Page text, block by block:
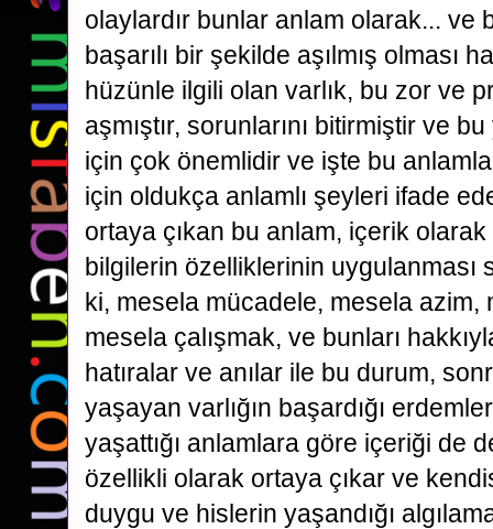
olaylardır bunlar anlam olarak... ve
başarılı bir şekilde aşılmış olması
hüzünle ilgili olan varlık, bu zor ve
aşmıştır, sorunlarını bitirmiştir ve
için çok önemlidir ve işte bu
için oldukça anlamlı şeyleri ifade
ortaya çıkan bu anlam, içerik olarak
bilgilerin özelliklerinin uygulanması
ki, mesela mücadele, mesela azim,
mesela çalışmak, ve bunları
hatıralar ve anılar ile bu durum,
yaşayan varlığın başardığı
yaşattığı anlamlara göre içeriği de
özellikli olarak ortaya çıkar ve
duygu ve hislerin yaşandığı